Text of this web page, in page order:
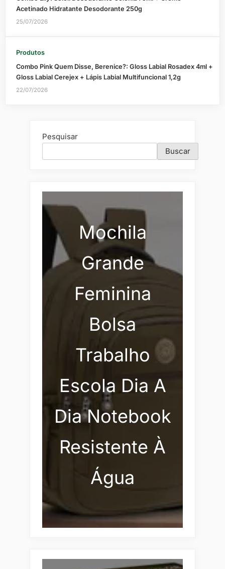
Acetinado Hidratante Desodorante 250g
25/07/2026
Produtos
Combo Pink Quem Disse, Berenice?: Gloss Labial Rosadex 4ml +
Gloss Labial Cerejex + Lápis Labial Multifuncional 1,2g
22/07/2026
Pesquisar
Buscar
Mochila
Grande
Feminina
Bolsa
Trabalho
Escola Dia A
Dia Notebook
Resistente À
Água